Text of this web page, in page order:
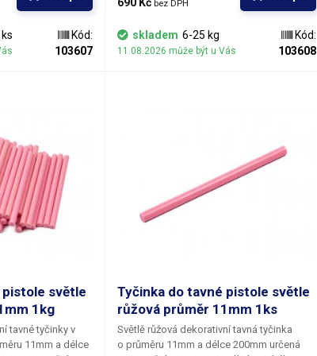
účely k
Tyčinky se
k všem
jako je
Kód:
103607
tavná tyčinka je svým vzhledem určena
především pro výtvarné účely k
dekoračnímu lepení či zdobení. Tyčinky se
vyznačují výbornou přilnavostí k všem
bez DPH
skladem 6-25 kg
11.08.2026 může být u Vás
Kód:
103608
světle
1kg
tavné tyčinky v
11mm a délce
Tyčinka do tavné pistole světle
růžová průměr 11mm 1ks
Světlě růžová dekorativní tavná tyčinka
o průměru 11mm a délce 200mm určená